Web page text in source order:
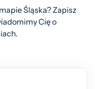
Śląska? Zapisz
Cię o